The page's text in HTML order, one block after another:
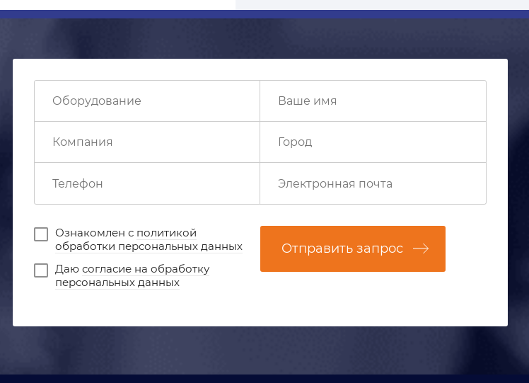
Ознакомлен с политикой
обработки персональных данных
Даю согласие на обработку
персональных данных
Отправить запрос